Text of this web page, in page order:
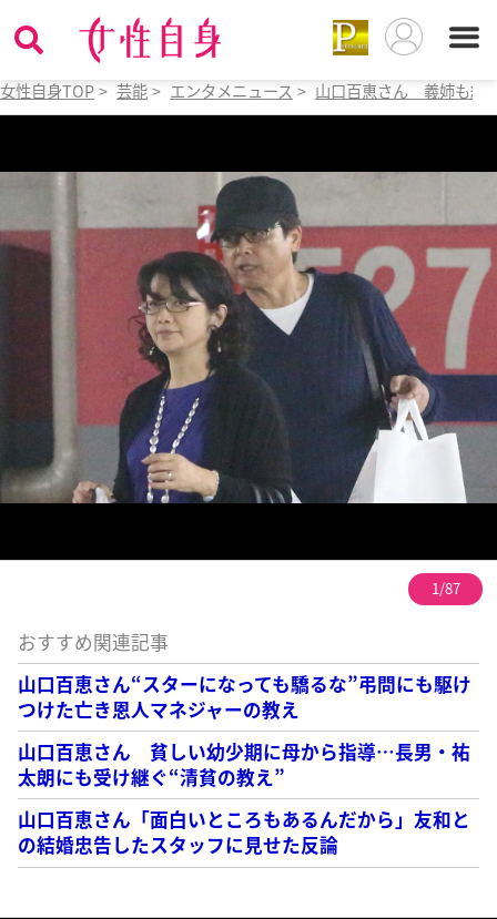
女性自身TOP > 芸能 > エンタメニュース > 山口百恵さん 義姉も絶
1/87
おすすめ関連記事
山口百恵さん“スターになっても驕るな”弔問にも駆け
つけた亡き恩人マネジャーの教え
山口百恵さん 貧しい幼少期に母から指導…長男・祐
太朗にも受け継ぐ“清貧の教え”
山口百恵さん「面白いところもあるんだから」友和と
の結婚忠告したスタッフに見せた反論